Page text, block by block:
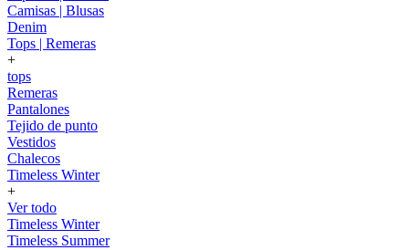
Camisas | Blusas
Denim
Tops | Remeras
+
tops
Remeras
Pantalones
Tejido de punto
Vestidos
Chalecos
Timeless Winter
+
Ver todo
Timeless Winter
Timeless Summer